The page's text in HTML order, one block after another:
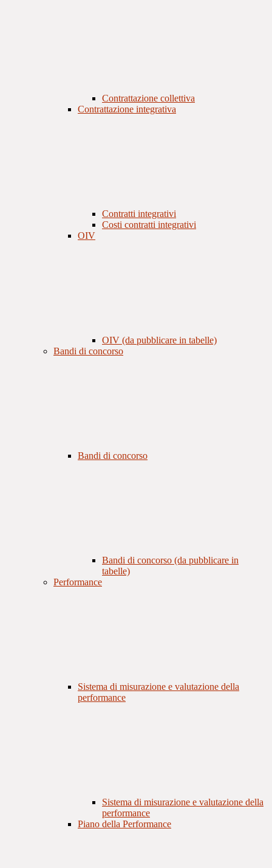
Contrattazione collettiva
Contrattazione integrativa
Contratti integrativi
Costi contratti integrativi
OIV
OIV (da pubblicare in tabelle)
Bandi di concorso
Bandi di concorso
Bandi di concorso (da pubblicare in
tabelle)
Performance
Sistema di misurazione e valutazione della
performance
Sistema di misurazione e valutazione della
performance
Piano della Performance